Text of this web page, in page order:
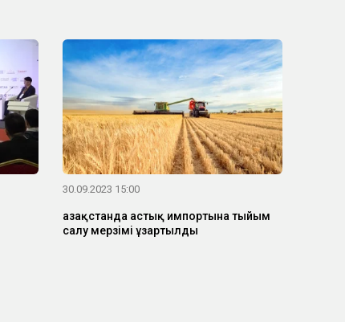
30.09.2023 15:00
Қазақстанда астық импортына тыйым
салу мерзімі ұзартылды